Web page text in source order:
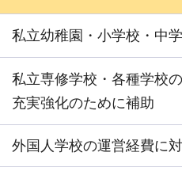
私立幼稚園・小学校・中
私立専修学校・各種学校
充実強化のために補助
外国人学校の運営経費に